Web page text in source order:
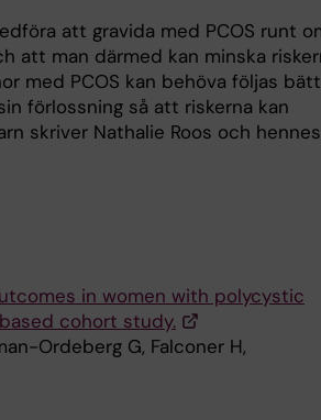
att gravida med PCOS runt
att man därmed kan minska
med PCOS kan behöva följas
förlossning så att riskerna kan
skriver Nathalie Roos och hennes
in women with polycystic
cohort study.
Ordeberg G, Falconer H,